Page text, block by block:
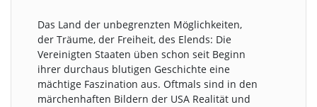
Das Land der unbegrenzten Möglichkeiten,
der Träume, der Freiheit, des Elends: Die
Vereinigten Staaten üben schon seit Beginn
ihrer durchaus blutigen Geschichte eine
mächtige Faszination aus. Oftmals sind in den
märchenhaften Bildern der USA Realität und